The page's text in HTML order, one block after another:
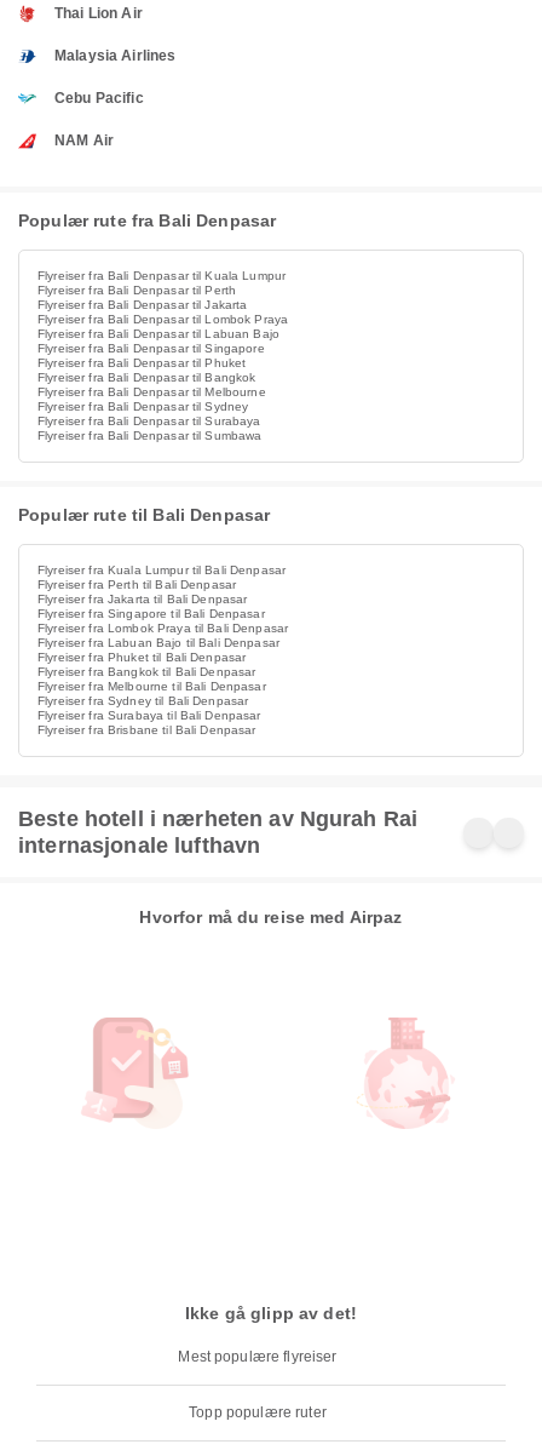
Thai Lion Air
Malaysia Airlines
Cebu Pacific
NAM Air
Populær rute fra Bali Denpasar
Flyreiser fra Bali Denpasar til Kuala Lumpur
Flyreiser fra Bali Denpasar til Perth
Flyreiser fra Bali Denpasar til Jakarta
Flyreiser fra Bali Denpasar til Lombok Praya
Flyreiser fra Bali Denpasar til Labuan Bajo
Flyreiser fra Bali Denpasar til Singapore
Flyreiser fra Bali Denpasar til Phuket
Flyreiser fra Bali Denpasar til Bangkok
Flyreiser fra Bali Denpasar til Melbourne
Flyreiser fra Bali Denpasar til Sydney
Flyreiser fra Bali Denpasar til Surabaya
Flyreiser fra Bali Denpasar til Sumbawa
Populær rute til Bali Denpasar
Flyreiser fra Kuala Lumpur til Bali Denpasar
Flyreiser fra Perth til Bali Denpasar
Flyreiser fra Jakarta til Bali Denpasar
Flyreiser fra Singapore til Bali Denpasar
Flyreiser fra Lombok Praya til Bali Denpasar
Flyreiser fra Labuan Bajo til Bali Denpasar
Flyreiser fra Phuket til Bali Denpasar
Flyreiser fra Bangkok til Bali Denpasar
Flyreiser fra Melbourne til Bali Denpasar
Flyreiser fra Sydney til Bali Denpasar
Flyreiser fra Surabaya til Bali Denpasar
Flyreiser fra Brisbane til Bali Denpasar
Beste hotell i nærheten av Ngurah Rai
internasjonale lufthavn
Hvorfor må du reise med Airpaz
Ikke gå glipp av det!
Mest populære flyreiser
Topp populære ruter